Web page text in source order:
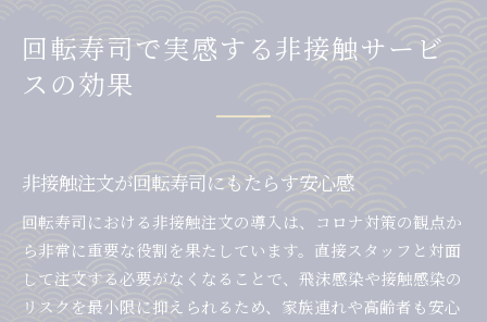
回転寿司で実感する非接触サービ
スの効果
非接触注文が回転寿司にもたらす安心感
回転寿司における非接触注文の導入は、コロナ対策の観点か
ら非常に重要な役割を果たしています。直接スタッフと対面
して注文する必要がなくなることで、飛沫感染や接触感染の
リスクを最小限に抑えられるため、家族連れや高齢者も安心